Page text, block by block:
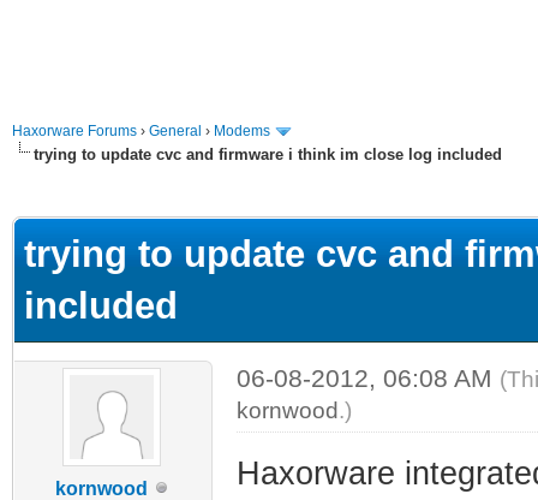
Haxorware Forums › General › Modems
trying to update cvc and firmware i think im close log included
trying to update cvc and
included
kornwood
06-08-2012, 06:08 AM
kornwood.)
Haxorware